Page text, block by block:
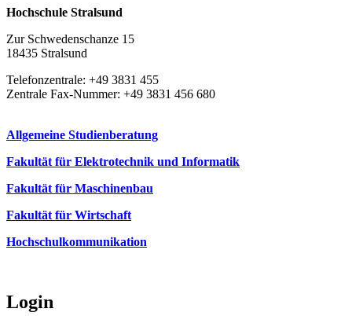
Hochschule Stralsund
Zur Schwedenschanze 15
18435 Stralsund
Telefonzentrale: +49 3831 455
Zentrale Fax-Nummer: +49 3831 456 680
Allgemeine Studienberatung
Fakultät für Elektrotechnik und Informatik
Fakultät für Maschinenbau
Fakultät für Wirtschaft
Hochschulkommunikation
Login